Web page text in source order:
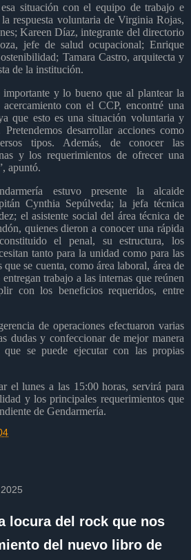
situación con el equipo de trabajo e
respuesta voluntaria de Virginia Rojas,
Kareen Díaz, integrante del directorio
jefe de salud ocupacional; Enrique
Tamara Castro, arquitecta y
de la institución.
y lo bueno que al plantear la
con el CCP, encontré una
que esto es una situación voluntaria y
desarrollar acciones como
tipos. Además, de conocer las
y los requerimientos de ofrecer una
apuntó.
estuvo presente la alcaide
Cynthia Sepúlveda; la jefa técnica
el asistente social del área técnica de
quienes dieron a conocer una rápida
el penal, su estructura, los
tanto para la unidad como para las
que se cuenta, como área laboral, área de
trabajo a las internas que reúnen
con los beneficios requeridos, entre
de operaciones efectuaron varias
dudas y confeccionar de mejor manera
se puede ejecutar con las propias
el lunes a las 15:00 horas, servirá para
y los principales requerimientos que
de Gendarmería.
locura del rock que nos
del nuevo libro de